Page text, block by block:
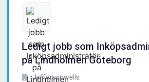
Ledigt jobb som
på Lindholmen Göteborg
Jeffersonwells